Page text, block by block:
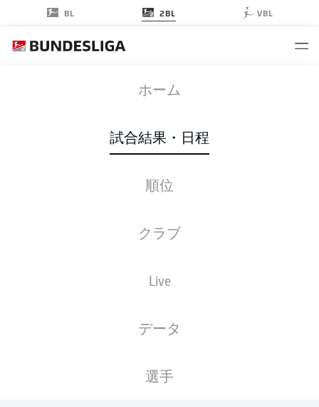
BL 2BL VBL
ホーム
試合結果・日程
順位
クラブ
Live
データ
選手
FCK STP
スターティングメンバー